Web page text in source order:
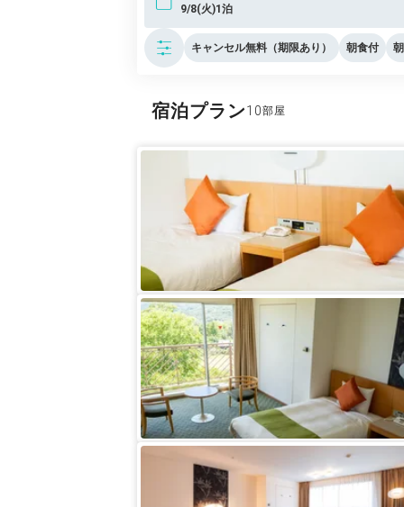
9/8(火)1泊
キャンセル無料（期限あり） 朝食付
宿泊プラン10